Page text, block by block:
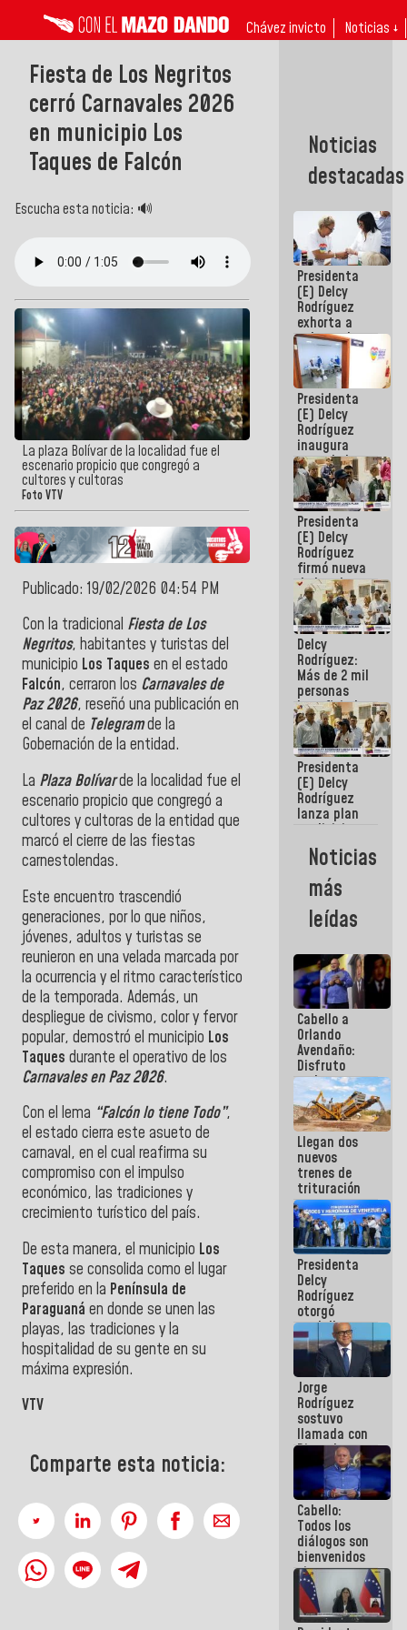
Chávez invicto Noticias ↓
Fiesta de Los Negritos
cerró Carnavales 2026
en municipio Los
Taques de Falcón
Escucha esta noticia: 🔊
La plaza Bolívar de la localidad fue el
escenario propicio que congregó a
cultores y cultoras
Foto VTV
Publicado: 19/02/2026 04:54 PM
Con la tradicional Fiesta de Los
Negritos, habitantes y turistas del
municipio Los Taques en el estado
Falcón, cerraron los Carnavales de
Paz 2026, reseñó una publicación en
el canal de Telegramde la
Gobernación de la entidad.
La Plaza Bolívarde la localidad fue el
escenario propicio que congregó a
cultores y cultoras de la entidad que
marcó el cierre de las fiestas
carnestolendas.
Este encuentro trascendió
generaciones, por lo que niños,
jóvenes, adultos y turistas se
reunieron en una velada marcada por
la ocurrencia y el ritmo característico
de la temporada. Además, un
despliegue de civismo, color y fervor
popular, demostró el municipio Los
Taques durante el operativo de los
Carnavales en Paz 2026.
Con el lema “Falcón lo tiene Todo”,
el estado cierra este asueto de
carnaval, en el cual reafirma su
compromiso con el impulso
económico, las tradiciones y
crecimiento turístico del país.
De esta manera, el municipio ‎ Los
Taques se consolida como el lugar
preferido en la Península de
Paraguaná en donde se unen las
playas, las tradiciones y la
hospitalidad de su gente en su
máxima expresión.
VTV
Comparte esta noticia:
Noticias
destacadas
Presidenta
(E) Delcy
Rodríguez
exhorta a
gobernadores
y alcaldes a
edificar
casas para
abuelos
Presidenta
(E) Delcy
Rodríguez
inaugura
casa de los
Abuelos
Primavera
en Caracas
Presidenta
(E) Delcy
Rodríguez
firmó nueva
de Ley de
Arrendamiento
aprobada
por la AN
Delcy
Rodríguez:
Más de 2 mil
personas
beneficiadas
con planes
para
atención de
emergencia
sísmica en
la última
semana
Presidenta
(E) Delcy
Rodríguez
lanza plan
crediticio
con subsidio
a Juntas de
Condominio
Noticias
más
leídas
Cabello a
Orlando
Avendaño:
Disfruto
cada vez
que escribes
porque lo
que haces
es
embarrarla
Llegan dos
nuevos
trenes de
trituración
para
optimizar
manejo de
escombros
en La Guaira
Presidenta
Delcy
Rodríguez
otorgó
medalla
"Héroe de
Venezuela"
a servidores
públicos
Jorge
Rodríguez
sostuvo
llamada con
Dinorah
Figuera y
acuerdan
primer
encuentro
presencial
para el
diálogo
Cabello:
Todos los
diálogos son
bienvenidos
siempre que
estén en el
marco de la
Constitución